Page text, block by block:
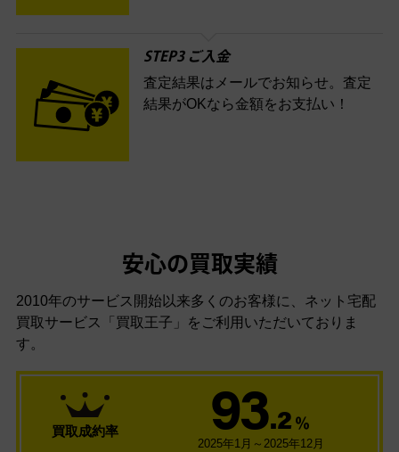
STEP3 ご入金
査定結果はメールでお知らせ。査定
結果がOKなら金額をお支払い！
安心の買取実績
2010年のサービス開始以来多くのお客様に、 ネット宅配
買取サービス「買取王子」をご利用いただいておりま
す。
買取成約率 93.2 ％
2025年1月～2025年12月